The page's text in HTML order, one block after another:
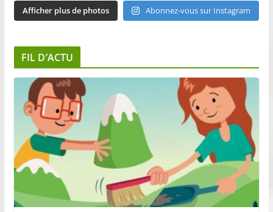
Afficher plus de photos Abonnez-vous sur Instagram
FIL D’ACTU